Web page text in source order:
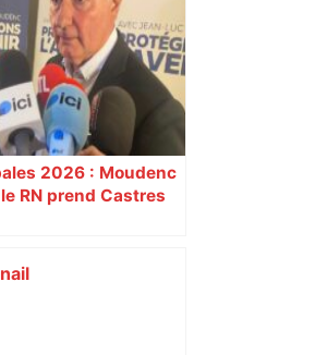
oblige à la
2026 : Moudenc
RN prend Castres